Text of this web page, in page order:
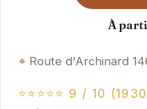
À
Route d'Archinard
⭐⭐⭐⭐⭐ 9 / 10